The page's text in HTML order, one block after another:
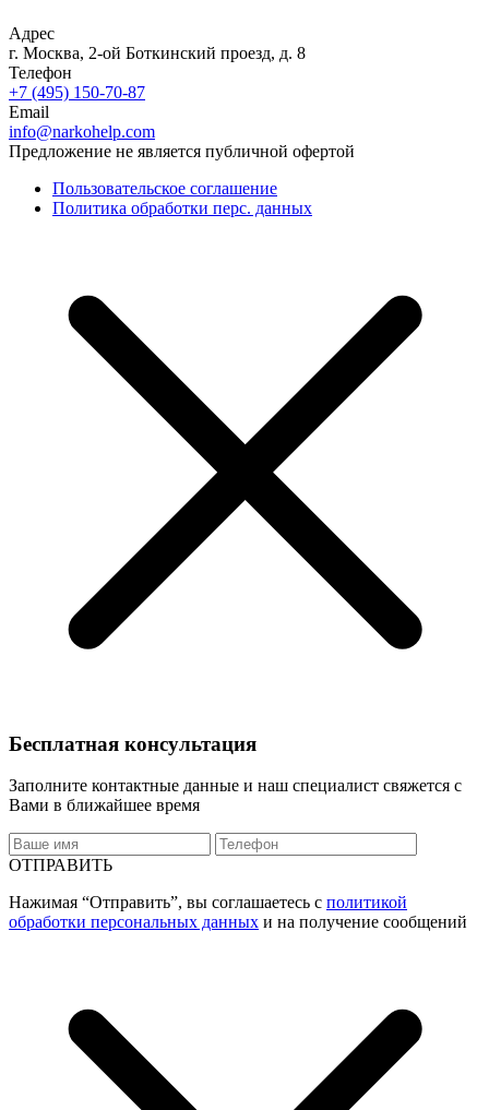
Адрес
г. Москва, 2-ой Боткинский проезд, д. 8
Телефон
+7 (495) 150-70-87
Email
info@narkohelp.com
Предложение не является публичной офертой
Пользовательское соглашение
Политика обработки перс. данных
Бесплатная консультация
Заполните контактные данные и наш специалист свяжется с
Вами в ближайшее время
ОТПРАВИТЬ
Нажимая “Отправить”, вы соглашаетесь с политикой
обработки персональных данных и на получение сообщений